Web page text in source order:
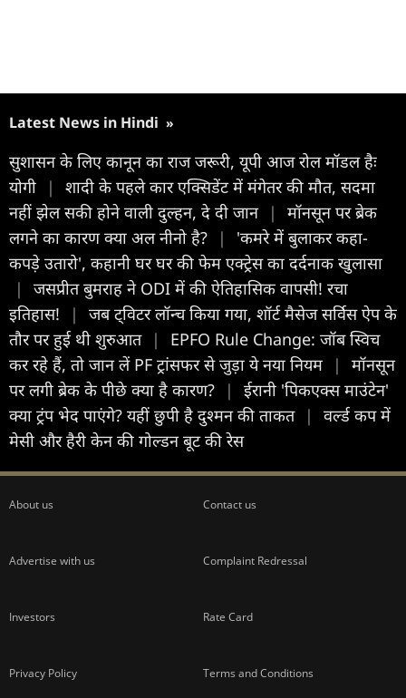
Latest News in Hindi »
सुशासन के लिए कानून का राज जरूरी, यूपी आज रोल मॉडल हैः
योगी
|
शादी के पहले कार एक्सिडेंट में मंगेतर की मौत, सदमा
नहीं झेल सकी होने वाली दुल्हन, दे दी जान |
मॉनसून पर ब्रेक
लगने का कारण क्या अल नीनो है?
|
'कमरे में बुलाकर कहा-
कपड़े उतारो', कहानी घर घर की फेम एक्ट्रेस का दर्दनाक खुलासा
|
जसप्रीत बुमराह ने ODI में की ऐतिहासिक वापसी! रचा
इतिहास!
|
जब ट्विटर लॉन्च किया गया, शॉर्ट मैसेज सर्विस ऐप के
तौर पर हुई थी शुरुआत |
EPFO Rule Change: जॉब स्विच
कर रहे हैं, तो जान लें PF ट्रांसफर से जुड़ा ये नया नियम
|
मॉनसून
पर लगी ब्रेक के पीछे क्या है कारण?
|
ईरानी 'पिकएक्स माउंटेन'
क्या ट्रंप भेद पाएंगे? यहीं छुपी है दुश्मन की ताकत |
वर्ल्ड कप में
मेसी और हैरी केन की गोल्डन बूट की रेस
About us Contact us
Advertise with us Complaint Redressal
Investors Rate Card
Privacy Policy Terms and Conditions